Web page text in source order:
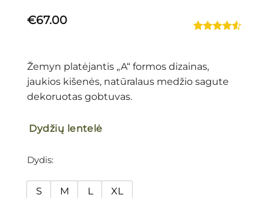
€67.00
įvertinimų:
)
Žemyn platėjantis „A“ formos dizainas,
jaukios kišenės, natūralaus medžio sagute
dekoruotas gobtuvas.
Dydžių lentelė
Dydis
S M L XL